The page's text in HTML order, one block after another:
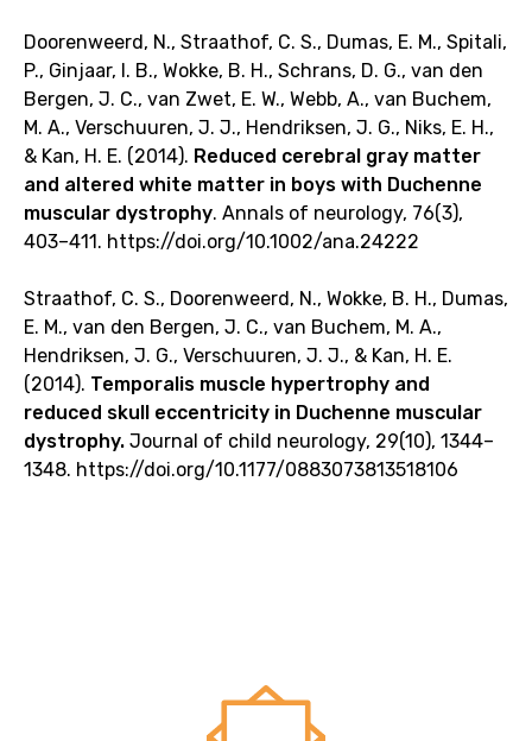
Doorenweerd, N., Straathof, C. S., Dumas, E. M., Spitali,
P., Ginjaar, I. B., Wokke, B. H., Schrans, D. G., van den
Bergen, J. C., van Zwet, E. W., Webb, A., van Buchem,
M. A., Verschuuren, J. J., Hendriksen, J. G., Niks, E. H.,
& Kan, H. E. (2014). Reduced cerebral gray matter
and altered white matter in boys with Duchenne
muscular dystrophy. Annals of neurology, 76(3),
403–411. https://doi.org/10.1002/ana.24222
Straathof, C. S., Doorenweerd, N., Wokke, B. H., Dumas,
E. M., van den Bergen, J. C., van Buchem, M. A.,
Hendriksen, J. G., Verschuuren, J. J., & Kan, H. E.
(2014). Temporalis muscle hypertrophy and
reduced skull eccentricity in Duchenne muscular
dystrophy. Journal of child neurology, 29(10), 1344–
1348. https://doi.org/10.1177/0883073813518106